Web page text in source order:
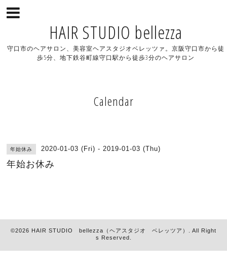
HAIR STUDIO bellezza
守口市のヘアサロン、美容室ヘアスタジオベレッツァ。京阪守口市から徒
歩5分、地下鉄谷町線守口駅から徒歩3分のヘアサロン
Calendar
年始休み 2020-01-03 (Fri) - 2019-01-03 (Thu)
年始お休み
©2026 HAIR STUDIO bellezza（ヘアスタジオ ベレッツア）
. All Right
s Reserved.